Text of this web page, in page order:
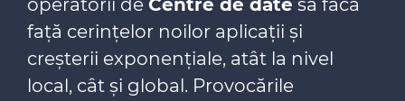
operatorii de Centre de date să facă
față cerințelor noilor aplicații și
creșterii exponențiale, atât la nivel
local, cât și global. Provocările